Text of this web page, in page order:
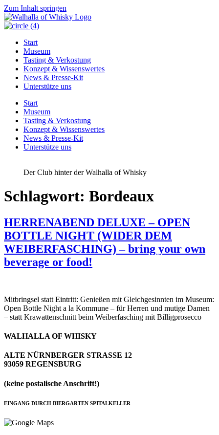
Zum Inhalt springen
Start
Museum
Tasting & Verkostung
Konzept & Wissenswertes
News & Presse-Kit
Unterstütze uns
Start
Museum
Tasting & Verkostung
Konzept & Wissenswertes
News & Presse-Kit
Unterstütze uns
Der Club hinter der Walhalla of Whisky
Schlagwort: Bordeaux
HERRENABEND DELUXE – OPEN
BOTTLE NIGHT (WIDER DEM
WEIBERFASCHING) – bring your own
beverage or food!
Mitbringsel statt Eintritt: Genießen mit Gleichgesinnten im Museum:
Open Bottle Night a la Kommune – für Herren und mutige Damen
– statt Krawattenschnitt beim Weiberfasching mit Billigprosecco
WALHALLA OF WHISKY
ALTE NÜRNBERGER STRASSE 12
93059 REGENSBURG
(keine postalische Anschrift!)
EINGANG DURCH BIERGARTEN SPITALKELLER